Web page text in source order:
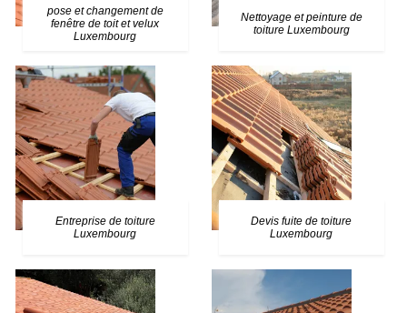
pose et changement de
fenêtre de toit et velux
Luxembourg
Nettoyage et peinture de
toiture Luxembourg
Entreprise de toiture
Luxembourg
Devis fuite de toiture
Luxembourg